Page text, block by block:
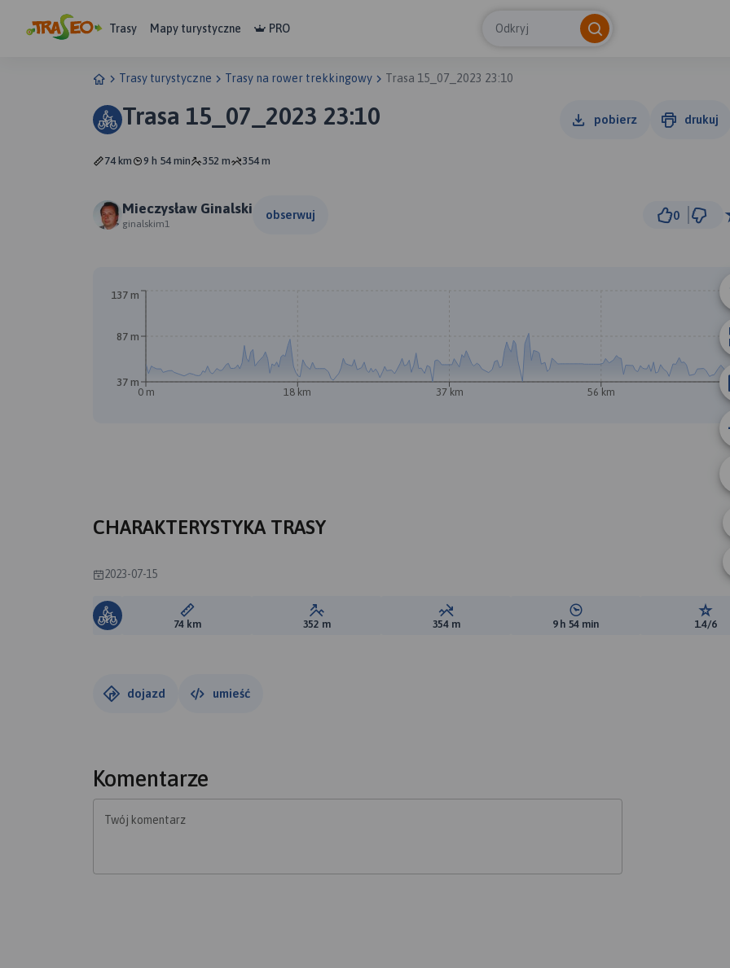
Trasy Mapy turystyczne PRO Odkryj
Trasy turystyczne Trasy na rower trekkingowy Trasa 15_07_2023 23:10
Trasa 15_07_2023 23:10 pobierz drukuj
74 km 9 h 54 min 352 m 354 m
Mieczysław Ginalski
ginalskim1
obserwuj 0
5 km
0 m 18 km 37 km 56 km
37 m
87 m
137 m
CHARAKTERYSTYKA TRASY
2023-07-15
Długość trasy:
74 km Suma przewyższeń:
352 m Suma spadków:
354 m Średni czas potrzebny na
9 h 54 min 1.4/6
dojazd umieść
Komentarze
Twój komentarz